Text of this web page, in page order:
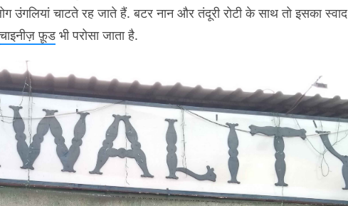
उंगलियां चाटते रह जाते हैं. बटर नान और तंदूरी रोटी के साथ तो इसका स्वाद
चाइनीज़ फ़ूडभी परोसा जाता है.